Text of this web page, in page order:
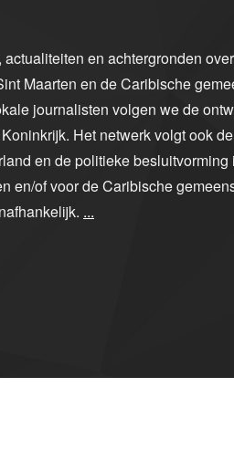
en achtergronden
Maarten en de Caribische
journalisten volgen we de
Het netwerk volgt ook
en de politieke
en/of voor de Caribische
...